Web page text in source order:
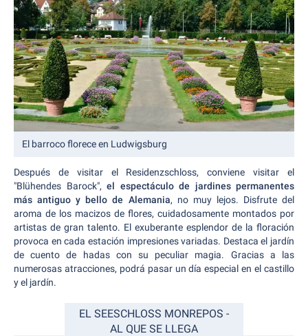
El barroco florece en Ludwigsburg
Después de visitar el Residenzschloss, conviene visitar el
"Blühendes Barock", el espectáculo de jardines permanentes
más antiguo y bello de Alemania, no muy lejos. Disfrute del
aroma de los macizos de flores, cuidadosamente montados por
artistas de gran talento. El exuberante esplendor de la floración
provoca en cada estación impresiones variadas. Destaca el jardín
de cuento de hadas con su peculiar magia. Gracias a las
numerosas atracciones, podrá pasar un día especial en el castillo
y el jardín.
EL SEESCHLOSS MONREPOS -
AL QUE SE LLEGA